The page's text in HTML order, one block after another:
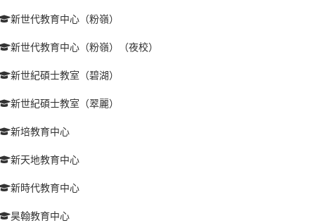
新世代教育中心（粉嶺）
新世代教育中心（粉嶺）（夜校）
新世紀碩士教室（碧湖）
新世紀碩士教室（翠麗）
新培教育中心
新天地教育中心
新時代教育中心
昊翰教育中心